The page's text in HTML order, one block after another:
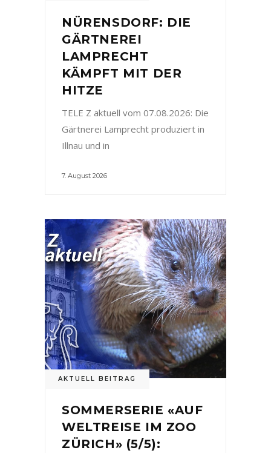
NÜRENSDORF: DIE
GÄRTNEREI
LAMPRECHT
KÄMPFT MIT DER
HITZE
TELE Z aktuell vom 07.08.2026: Die
Gärtnerei Lamprecht produziert in
Illnau und in
7. August 2026
AKTUELL BEITRAG
SOMMERSERIE «AUF
WELTREISE IM ZOO
ZÜRICH» (5/5):